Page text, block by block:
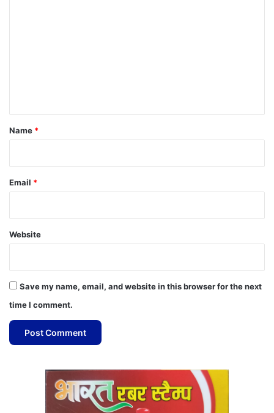
*
Name *
Email *
Website
Save my name, email, and website in this browser for the next
time I comment.